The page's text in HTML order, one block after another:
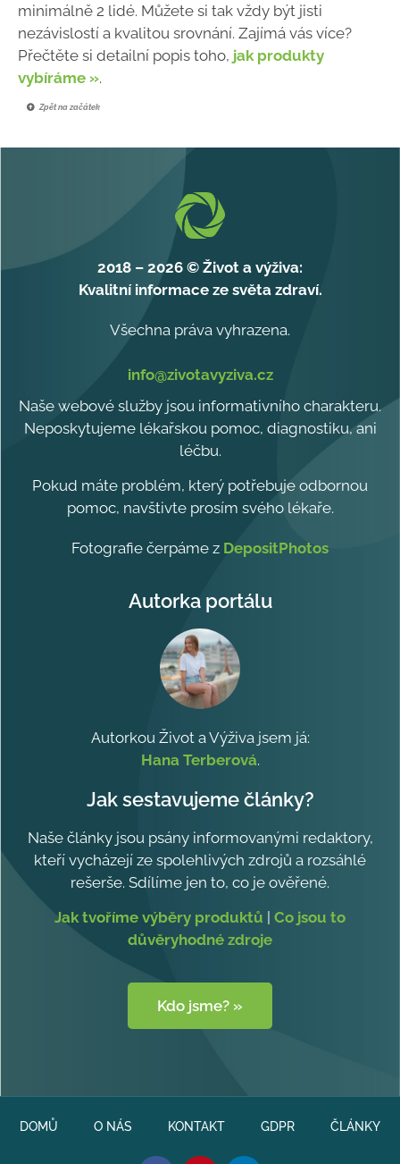
minimálně 2 lidé. Můžete si tak vždy být jisti
nezávislostí a kvalitou srovnání. Zajímá vás více?
Přečtěte si detailní popis toho, jak produkty
vybíráme ».
Zpět na začátek
2018 – 2026 © Život a výživa:
Kvalitní informace ze světa zdraví.
Všechna práva vyhrazena.
info@zivotavyziva.cz
Naše webové služby jsou informativního charakteru.
Neposkytujeme lékařskou pomoc, diagnostiku, ani
léčbu.
Pokud máte problém, který potřebuje odbornou
pomoc, navštivte prosím svého lékaře.
Fotografie čerpáme z DepositPhotos
Autorka portálu
Autorkou Život a Výživa jsem já:
Hana Terberová.
Jak sestavujeme články?
Naše články jsou psány informovanými redaktory,
kteří vycházejí ze spolehlivých zdrojů a rozsáhlé
rešerše. Sdílíme jen to, co je ověřené.
Jak tvoříme výběry produktů
Co jsou to
důvěryhodné zdroje
Kdo jsme? »
DOMŮ O NÁS KONTAKT GDPR ČLÁNKY